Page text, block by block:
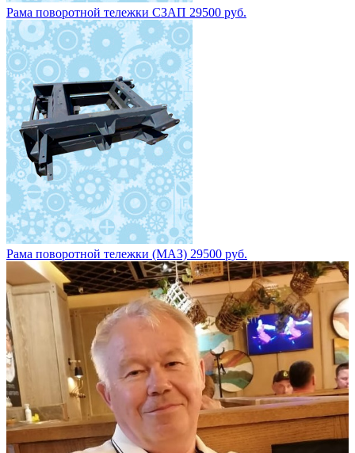
Рама поворотной тележки СЗАП 29500 руб.
Рама поворотной тележки (МАЗ) 29500 руб.